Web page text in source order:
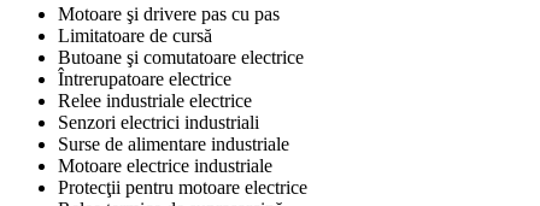
Motoare şi drivere pas cu pas
Limitatoare de cursă
Butoane şi comutatoare electrice
Întrerupatoare electrice
Relee industriale electrice
Senzori electrici industriali
Surse de alimentare industriale
Motoare electrice industriale
Protecţii pentru motoare electrice